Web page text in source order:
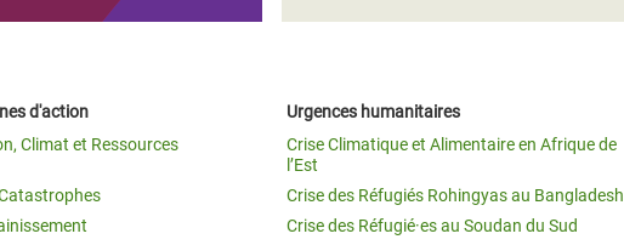
d'action
Climat et Ressources
Urgences humanitaires
Crise Climatique et Alimentaire en Afrique de
l’Est
Crise des Réfugiés Rohingyas au Bangladesh
Crise des Réfugié·es au Soudan du Sud